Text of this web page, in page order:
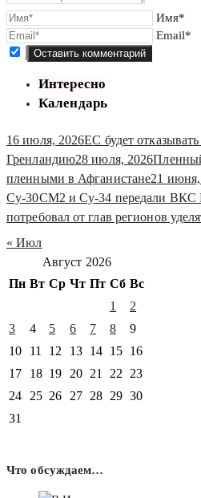
Имя*
Email*
Интересно
Календарь
16 июля, 2026ЕС будет
Гренландию28 июля, 2026
пленными в Афганистане21
Су-30СМ2 и Су-34 передали ВКС
потребовал от глав регионов
« Июл
Август 2026
Пн Вт Ср Чт Пт Сб Вс
1
2
3
4 5 6 7 8
9
10
11 12 13 14 15 16
17
18 19 20 21 22
23
24
25 26 27 28 29 30
31
Что обсуждаем…